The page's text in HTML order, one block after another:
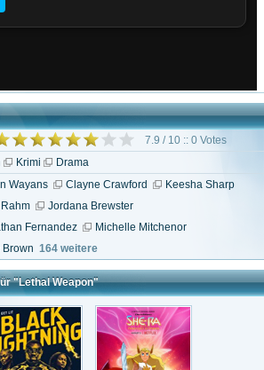
7.9 / 10 :: 0 Votes
Krimi
Drama
Wayans Clayne Crawford
Keesha Sharp
Jordana Brewster
Fernandez
Michelle Mitchenor
Brown 164 weitere
"Lethal Weapon"